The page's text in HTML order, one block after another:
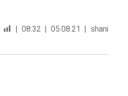
shani
05.08.21
08:32